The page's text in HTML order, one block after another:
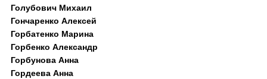
Голубович Михаил
Гончаренко Алексей
Горбатенко Марина
Горбенко Александр
Горбунова Анна
Гордеева Анна